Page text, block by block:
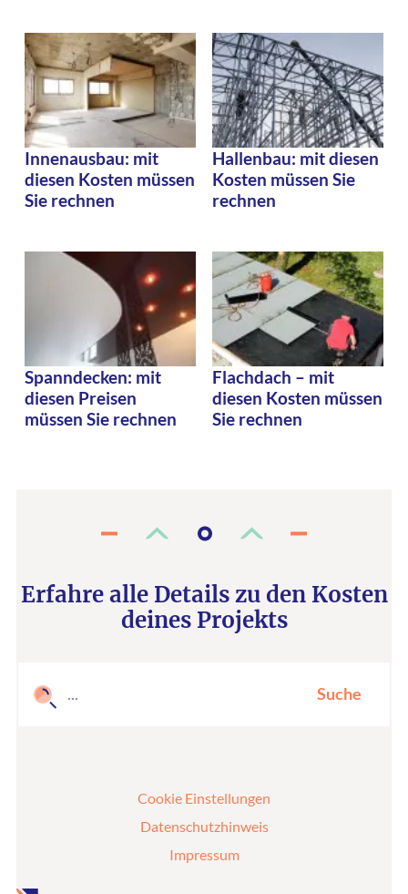
Innenausbau: mit
diesen Kosten müssen
Sie rechnen
Hallenbau: mit diesen
Kosten müssen Sie
rechnen
Spanndecken: mit
diesen Preisen
müssen Sie rechnen
Flachdach – mit
diesen Kosten müssen
Sie rechnen
Erfahre alle Details zu den Kosten
deines Projekts
Suche
Cookie Einstellungen
Datenschutzhinweis
Impressum